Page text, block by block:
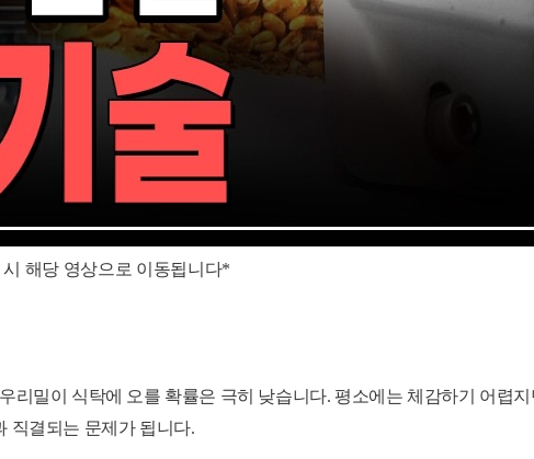
해당 영상으로 이동됩니다*
리밀이 식탁에 오를 확률은 극히 낮습니다. 평소에는 체감하기 어렵
직결되는 문제가 됩니다.